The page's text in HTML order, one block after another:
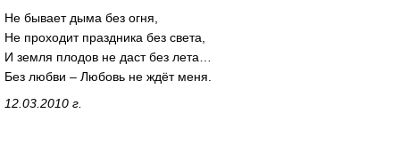
Не бывает дыма без огня,
Не проходит праздника без света,
И земля плодов не даст без лета…
Без любви – Любовь не ждёт меня.
12.03.2010 г.